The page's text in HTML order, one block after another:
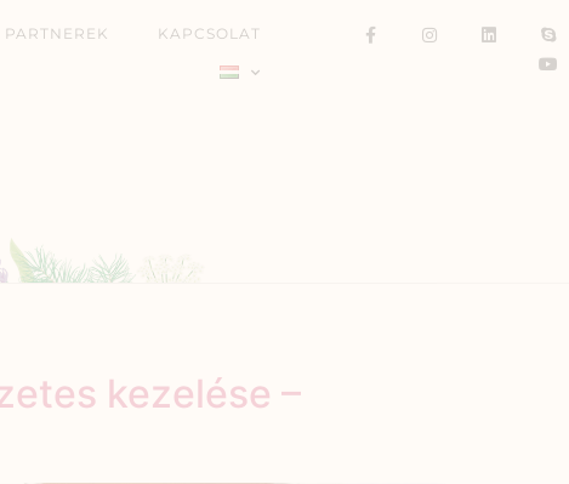
PARTNEREK KAPCSOLAT
kezelése –